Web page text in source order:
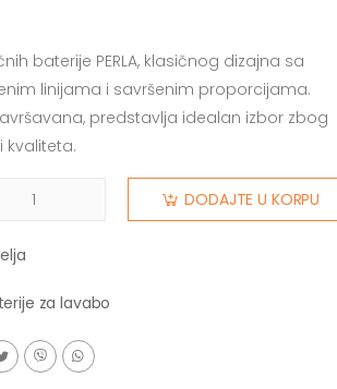
baterije PERLA, klasičnog dizajna sa
linijama i savršenim proporcijama.
predstavlja idealan izbor zbog
kvaliteta.
DODAJTE U KORPU
za lavabo